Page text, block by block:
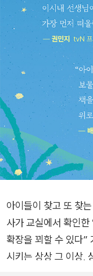
아이들이 찾고 또 찾는 시내 쌤
사가 교실에서 확인한
확장을 꾀할 수 있다” 가족, 친구를 넘어, 세상으로 시선을 확장
시키는 상상 그 이상,